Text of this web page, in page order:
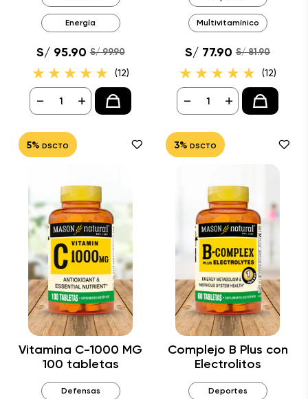
Energía
S/ 95.90 S/ 99.90
(12)
- +
Multivitamínico
S/ 77.90 S/ 81.90
(12)
- +
5% DSCTO
Vitamina C-1000 MG
100 tabletas
Defensas
3% DSCTO
Complejo B Plus con
Electrolitos
Deportes